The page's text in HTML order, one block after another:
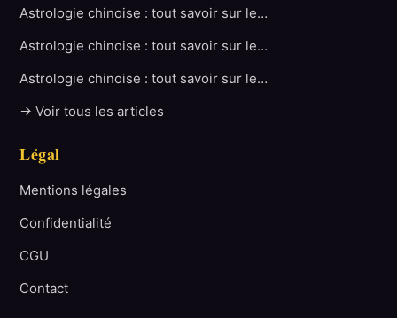
Astrologie chinoise : tout savoir sur le…
Astrologie chinoise : tout savoir sur le…
Astrologie chinoise : tout savoir sur le…
→ Voir tous les articles
Légal
Mentions légales
Confidentialité
CGU
Contact